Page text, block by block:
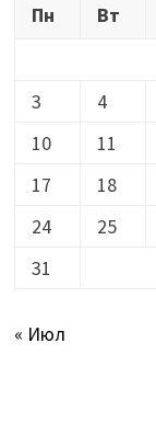
Пн
Вт
3
4
10
11
17
18
24
25
31
« Июл